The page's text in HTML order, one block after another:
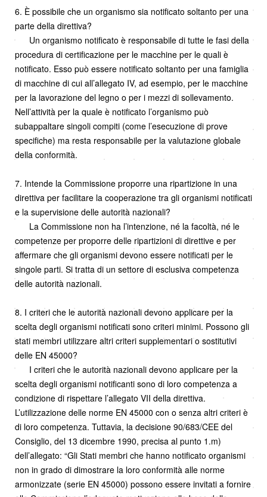
6. È possibile che un organismo sia notificato soltanto per una
parte della direttiva?
Un organismo notificato è responsabile di tutte le fasi della
procedura di certificazione per le macchine per le quali è
notificato. Esso può essere notificato soltanto per una famiglia
di macchine di cui all’allegato IV, ad esempio, per le macchine
per la lavorazione del legno o per i mezzi di sollevamento.
Nell’attività per la quale è notificato l’organismo può
subappaltare singoli compiti (come l’esecuzione di prove
specifiche) ma resta responsabile per la valutazione globale
della conformità.
7. Intende la Commissione proporre una ripartizione in una
direttiva per facilitare la cooperazione tra gli organismi notificati
e la supervisione delle autorità nazionali?
La Commissione non ha l’intenzione, né la facoltà, né le
competenze per proporre delle ripartizioni di direttive e per
affermare che gli organismi devono essere notificati per le
singole parti. Si tratta di un settore di esclusiva competenza
delle autorità nazionali.
8. I criteri che le autorità nazionali devono applicare per la
scelta degli organismi notificati sono criteri minimi. Possono gli
stati membri utilizzare altri criteri supplementari o sostitutivi
delle EN 45000?
I criteri che le autorità nazionali devono applicare per la
scelta degli organismi notificanti sono di loro competenza a
condizione di rispettare l’allegato VII della direttiva.
L’utilizzazione delle norme EN 45000 con o senza altri criteri è
di loro competenza. Tuttavia, la decisione 90/683/CEE del
Consiglio, del 13 dicembre 1990, precisa al punto 1.m)
dell’allegato: “Gli Stati membri che hanno notificato organismi
non in grado di dimostrare la loro conformità alle norme
armonizzate (serie EN 45000) possono essere invitati a fornire